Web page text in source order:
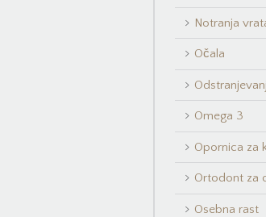
Notranja
Očala
Omega 3
Opornica za
Ortodont za
Osebna rast